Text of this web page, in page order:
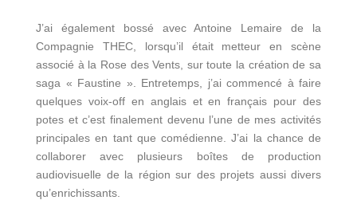
J’ai également bossé avec Antoine Lemaire de la
Compagnie THEC, lorsqu’il était metteur en scène
associé à la Rose des Vents, sur toute la création de sa
saga « Faustine ». Entretemps, j’ai commencé à faire
quelques voix-off en anglais et en français pour des
potes et c’est finalement devenu l’une de mes activités
principales en tant que comédienne. J’ai la chance de
collaborer avec plusieurs boîtes de production
audiovisuelle de la région sur des projets aussi divers
qu’enrichissants.